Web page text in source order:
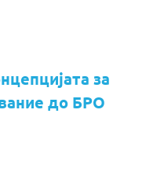
за
до БРО